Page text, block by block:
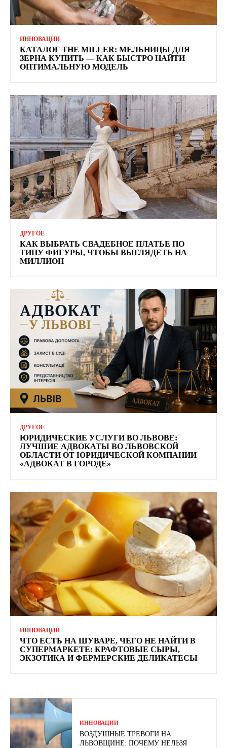
ИННОВАЦИИ
КАТАЛОГ THE MILLER: МЕЛЬНИЦЫ ДЛЯ
ЗЕРНА КУПИТЬ — КАК БЫСТРО НАЙТИ
ОПТИМАЛЬНУЮ МОДЕЛЬ
ДРУГОЕ
КАК ВЫБРАТЬ СВАДЕБНОЕ ПЛАТЬЕ ПО
ТИПУ ФИГУРЫ, ЧТОБЫ ВЫГЛЯДЕТЬ НА
МИЛЛИОН
ДРУГОЕ
ЮРИДИЧЕСКИЕ УСЛУГИ ВО ЛЬВОВЕ:
ЛУЧШИЕ АДВОКАТЫ ВО ЛЬВОВСКОЙ
ОБЛАСТИ ОТ ЮРИДИЧЕСКОЙ КОМПАНИИ
«АДВОКАТ В ГОРОДЕ»
ИННОВАЦИИ
ЧТО ЕСТЬ НА ШУВАРЕ, ЧЕГО НЕ НАЙТИ В
СУПЕРМАРКЕТЕ: КРАФТОВЫЕ СЫРЫ,
ЭКЗОТИКА И ФЕРМЕРСКИЕ ДЕЛИКАТЕСЫ
ИННОВАЦИИ
ВОЗДУШНЫЕ ТРЕВОГИ НА
ЛЬВОВЩИНЕ: ПОЧЕМУ НЕЛЬЗЯ